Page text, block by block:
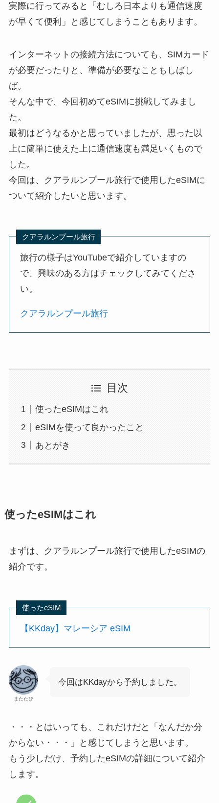
実際に行ってみると「むしろ日本よりも通信速度
が早くて便利」と感じてしまうこともあります。
インターネットの接続方法についても、SIMカード
が必要だったりと、準備が必要なこともしばし
ば。
そんな中で、今回初めてeSIMに挑戦してみまし
た。
最初はどうなるかと思っていましたが、思った以
上に簡単に使えた上に通信速度も満足いくもので
した。
今回は、クアラルンプール旅行で使用したeSIMに
ついて紹介したいと思います。
クアラルンプール旅行
旅行の様子はYouTubeで紹介していますの
で、興味のある方はチェックしてみてくださ
い。
クアラルンプール旅行
目次
使ったeSIMはこれ
eSIMを使って良かったこと
あとがき
使ったeSIMはこれ
まずは、クアラルンプール旅行で使用したeSIMの
紹介です。
使ったeSIM
【KKday】マレーシア eSIM
またたび
今回はKKdayから予約しました。
・・・とはいっても、これだけだと「なんだか分
からない・・・」と感じてしまうと思います。
もう少しだけ、予約したeSIMの詳細について紹介
します。